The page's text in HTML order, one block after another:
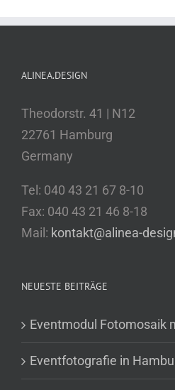
ALINEA.DESIGN
Theodorstr. 41 | N12
22761 Hamburg
Germany
Tel: 040 43 21 67 8-10
Fax: 040 43 21 46 8-18
Mail: kontakt@alinea-
NEUESTE BEITRÄGE
Eventmodul Fotomosaik
Eventfotografie in